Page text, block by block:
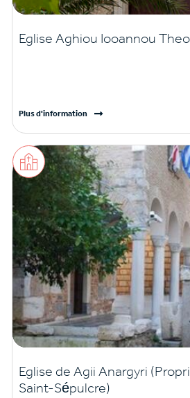
Eglise Aghiou Iooannou
Plus d'information
Eglise de Agii Anargyri
Saint-Sépulcre)